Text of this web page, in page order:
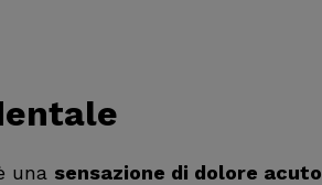
una sensazione di dolore acuto